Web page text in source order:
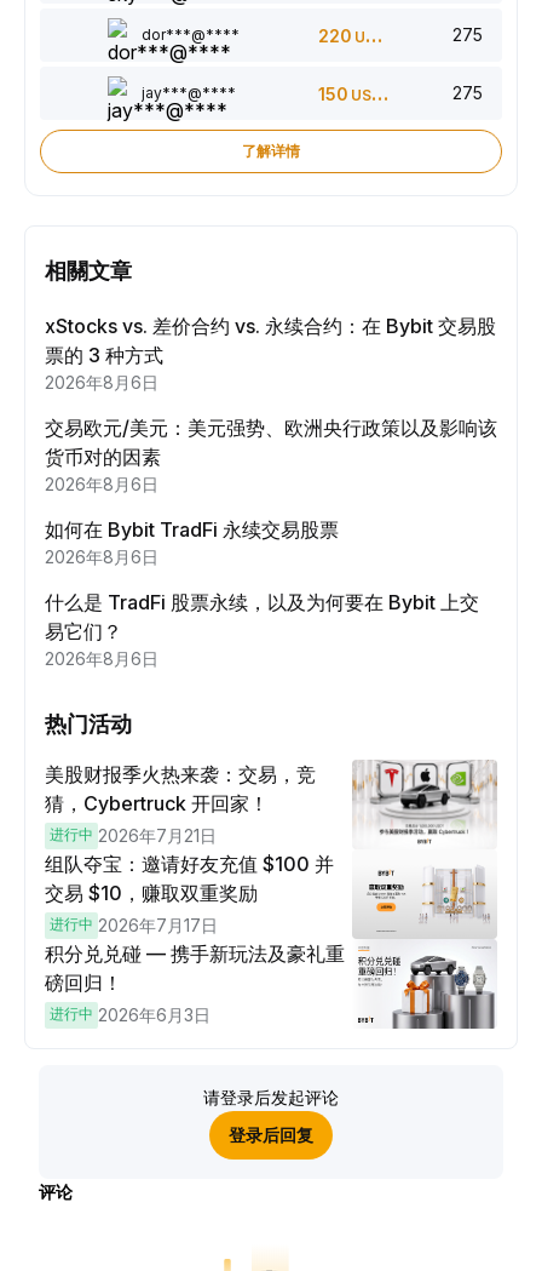
dor***@**** 220 USDT 275
jay***@**** 150 USDT 275
了解详情
相關文章
xStocks vs. 差价合约 vs. 永续合约：在 Bybit 交易股
票的 3 种方式
2026年8月6日
交易欧元/美元：美元强势、欧洲央行政策以及影响该
货币对的因素
2026年8月6日
如何在 Bybit TradFi 永续交易股票
2026年8月6日
什么是 TradFi 股票永续，以及为何要在 Bybit 上交
易它们？
2026年8月6日
热门活动
美股财报季火热来袭：交易，竞
猜，Cybertruck 开回家！
进行中 2026年7月21日
组队夺宝：邀请好友充值 $100 并
交易 $10，赚取双重奖励
进行中 2026年7月17日
积分兑兑碰 — 携手新玩法及豪礼重
磅回归！
进行中 2026年6月3日
请登录后发起评论
登录后回复
评论